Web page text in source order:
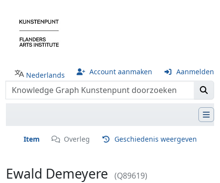
Nederlands Account aanmaken Aanmelden
Item Overleg Geschiedenis weergeven
Ewald Demeyere (Q89619)